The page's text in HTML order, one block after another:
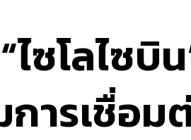
ซโลไซบิ
ารเชื่อม